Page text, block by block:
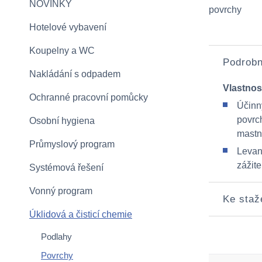
NOVINKY
Hotelové vybavení
Koupelny a WC
Nakládání s odpadem
Ochranné pracovní pomůcky
Osobní hygiena
Průmyslový program
Systémová řešení
Vonný program
Úklidová a čisticí chemie
Podlahy
Povrchy
povrchy
Ke